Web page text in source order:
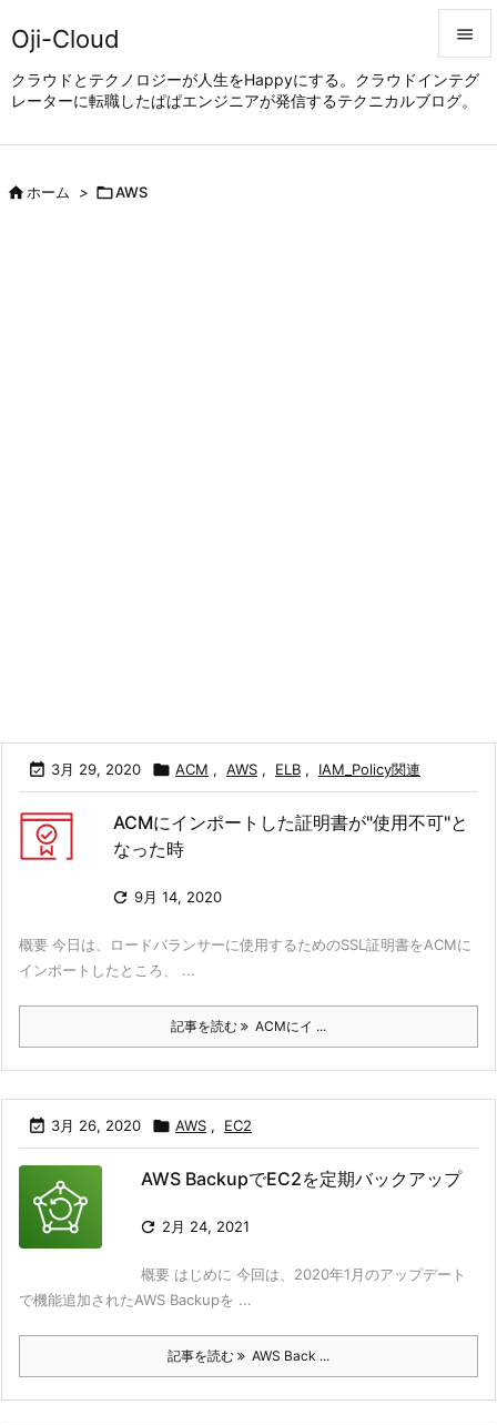
Oji-Cloud
クラウドとテクノロジーが人生をHappyにする。クラウドインテグ
レーターに転職したぱぱエンジニアが発信するテクニカルブログ。


メニュ
ホーム > AWS
 3月 29, 2020  ACM , AWS , ELB , IAM_Policy関連
ACMにインポートした証明書が"使用不可"と
なった時
 9月 14, 2020
概要 今日は、ロードバランサーに使用するためのSSL証明書をACMに
インポートしたところ、 ...
記事を読む ACMにイ ...
 3月 26, 2020  AWS , EC2
AWS BackupでEC2を定期バックアップ
 2月 24, 2021
概要 はじめに 今回は、2020年1月のアップデート
で機能追加されたAWS Backupを ...
記事を読む AWS Back ...